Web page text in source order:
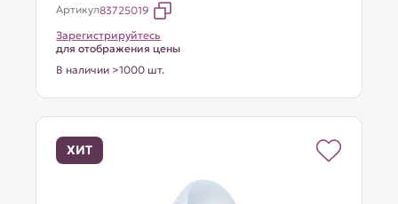
Артикул83725019
Зарегистрируйтесь
для отображения цены
В наличии >1000 шт.
ХИТ